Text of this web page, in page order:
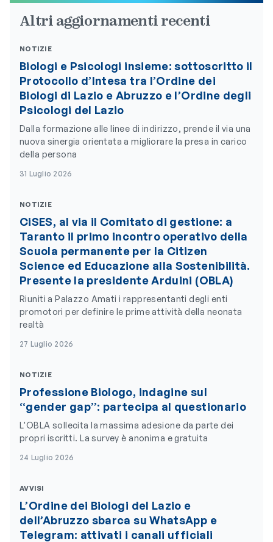
Altri aggiornamenti recenti
NOTIZIE
Biologi e Psicologi insieme: sottoscritto il
Protocollo d’Intesa tra l’Ordine dei
Biologi di Lazio e Abruzzo e l’Ordine degli
Psicologi del Lazio
Dalla formazione alle linee di indirizzo, prende il via una
nuova sinergia orientata a migliorare la presa in carico
della persona
31 Luglio 2026
NOTIZIE
CiSES, al via il Comitato di gestione: a
Taranto il primo incontro operativo della
Scuola permanente per la Citizen
Science ed Educazione alla Sostenibilità.
Presente la presidente Arduini (OBLA)
Riuniti a Palazzo Amati i rappresentanti degli enti
promotori per definire le prime attività della neonata
realtà
27 Luglio 2026
NOTIZIE
Professione Biologo, indagine sul
“gender gap”: partecipa al questionario
L'OBLA sollecita la massima adesione da parte dei
propri iscritti. La survey è anonima e gratuita
24 Luglio 2026
AVVISI
L’Ordine dei Biologi del Lazio e
dell’Abruzzo sbarca su WhatsApp e
Telegram: attivati i canali ufficiali